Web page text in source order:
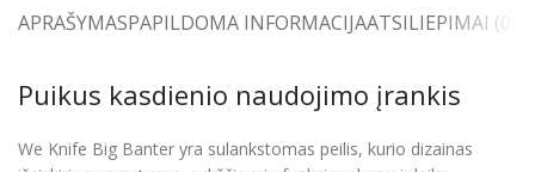
APRAŠYMASPAPILDOMA INFORMACIJAATSILIEPIMAI (0)
Puikus kasdienio naudojimo įrankis
We Knife Big Banter yra sulankstomas peilis, kurio dizainas